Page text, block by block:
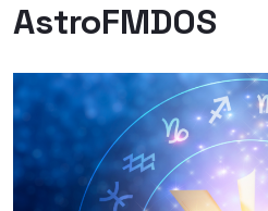
AstroFMDOS